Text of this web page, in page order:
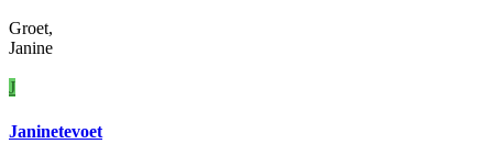
Groet,
Janine
J
Janinetevoet